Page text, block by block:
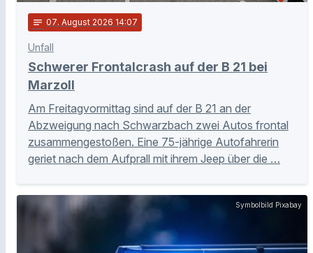
notes 07. August 2026 14:07
Unfall
Schwerer Frontalcrash auf der B 21 bei
Marzoll
Am Freitagvormittag sind auf der B 21 an der
Abzweigung nach Schwarzbach zwei Autos frontal
zusammengestoßen. Eine 75-jährige Autofahrerin
geriet nach dem Aufprall mit ihrem Jeep über die …
Symbolbild Pixabay